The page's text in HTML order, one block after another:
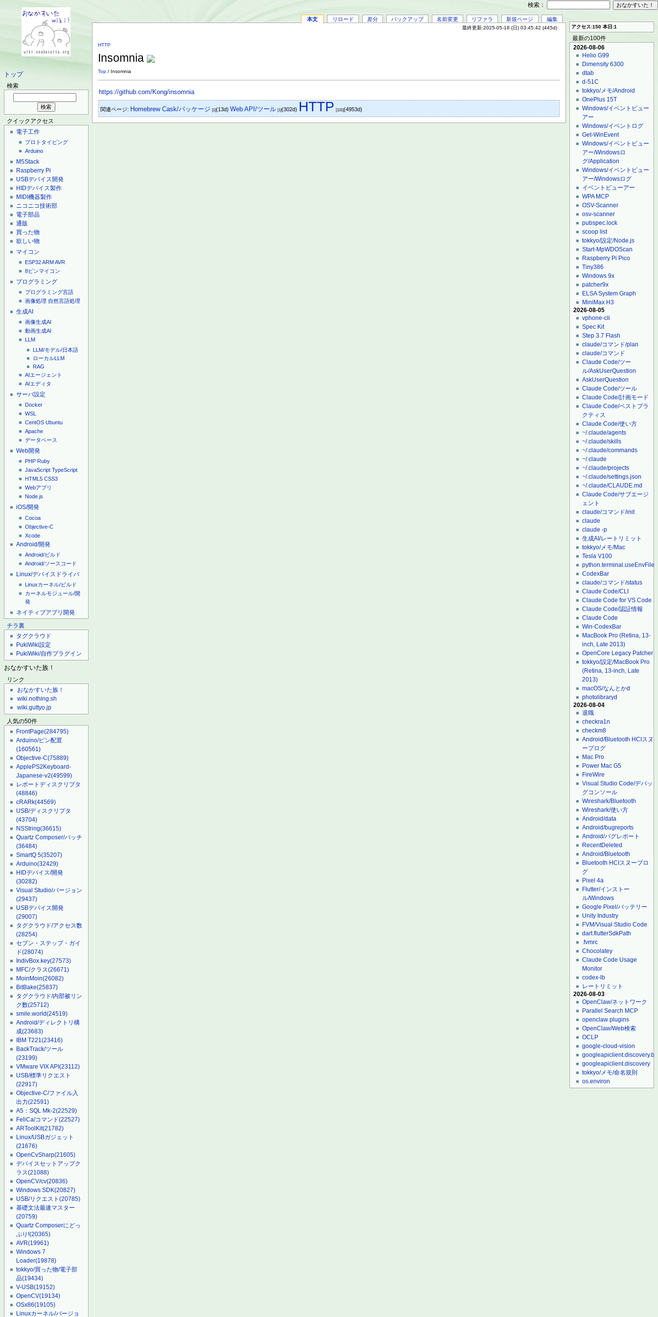
トップ
検索
クイックアクセス
電子工作
プロトタイピング
Arduino
M5Stack
Raspberry Pi
USBデバイス開発
HIDデバイス製作
MIDI機器製作
ニコニコ技術部
電子部品
通販
買った物
欲しい物
マイコン
ESP32ARMAVR
8ピンマイコン
プログラミング
プログラミング言語
画像処理 自然言語処理
生成AI
画像生成AI
動画生成AI
LLM
LLM/モデル/日本語
ローカルLLM
RAG
AIエージェント
AIエディタ
サーバ設定
Docker
WSL
CentOS Ubuntu
Apache
データベース
Web開発
PHP Ruby
JavaScript TypeScript
HTML5 CSS3
Webアプリ
Node.js
iOS/開発
Cocoa
Objective-C
Xcode
Android/開発
Android/ビルド
Android/ソースコード
Linux/デバイスドライバ
Linuxカーネル/ビルド
カーネルモジュール/開
発
ネイティブアプリ開発
チラ裏
タグクラウド
PukiWiki設定
PukiWiki/自作プラグイン
おなかすいた族！
リンク
おなかすいた族！
wiki.nothing.sh
wiki.guttyo.jp
人気の50件
FrontPage(284795)
Arduino/ピン配置
(160561)
Objective-C(75889)
ApplePS2Keyboard-
Japanese-v2(49599)
レポートディスクリプタ
(48846)
cRARk(44569)
USB/ディスクリプタ
(43704)
NSString(36615)
Quartz Composer/パッチ
(36484)
SmartQ 5(35207)
Arduino(32429)
HIDデバイス/開発
(30282)
Visual Studio/バージョン
(29437)
USBデバイス開発
(29007)
タグクラウド/アクセス数
(28254)
セブン・ステップ・ガイ
ド(28074)
IndivBox.key(27573)
MFC/クラス(26671)
MoinMoin(26082)
BitBake(25837)
タグクラウド/内部被リン
ク数(25712)
smile.world(24519)
Android/ディレクトリ構
成(23683)
IBM T221(23416)
BackTrack/ツール
(23199)
VMware VIX API(23112)
USB/標準リクエスト
(22917)
Objective-C/ファイル入
出力(22591)
A5：SQL Mk-2(22529)
FeliCa/コマンド(22527)
ARToolKit(21782)
Linux/USBガジェット
(21676)
OpenCvSharp(21605)
デバイスセットアップク
ラス(21088)
OpenCV/cv(20836)
Windows SDK(20827)
USB/リクエスト(20785)
基礎文法最速マスター
(20759)
Quartz Composerにどっ
ぷり!(20365)
AVR(19961)
Windows 7
Loader(19878)
tokkyo/買った物/電子部
品(19434)
V-USB(19152)
OpenCV(19134)
OSx86(19105)
Linuxカーネル/バージョ
本文 リロード 差分 バックアップ 名前変更 リファラ 新規ページ 編集
最終更新:2025-05-18 (日) 03:45:42 (445d)
HTTP
Insomnia
Top / Insomnia
https://github.com/Kong/insomnia
関連ページ: Homebrew Cask/パッケージ [1](13d)Web API/ツール [1](302d) HTTP [131](4953d)
アクセス:150 本日:1
最新の100件
2026-08-06
Helio G99
Dimensity 6300
dtab
d-51C
tokkyo/メモ/Android
OnePlus 15T
Windows/イベントビュー
アー
Windows/イベントログ
Get-WinEvent
Windows/イベントビュー
アー/Windowsロ
グ/Application
Windows/イベントビュー
アー/Windowsログ
イベントビューアー
WPA MCP
OSV-Scanner
osv-scanner
pubspec.lock
scoop list
tokkyo/設定/Node.js
Start-MpWDOScan
Raspberry Pi Pico
Tiny386
Windows 9x
patcher9x
ELSA System Graph
MiniMax H3
2026-08-05
vphone-cli
Spec Kit
Step 3.7 Flash
claude/コマンド/plan
claude/コマンド
Claude Code/ツー
ル/AskUserQuestion
AskUserQuestion
Claude Code/ツール
Claude Code/計画モード
Claude Code/ベストプラ
クティス
Claude Code/使い方
~/.claude/agents
~/.claude/skills
~/.claude/commands
~/.claude
~/.claude/projects
~/.claude/settings.json
~/.claude/CLAUDE.md
Claude Code/サブエージ
ェント
claude/コマンド/init
claude
claude -p
生成AI/レートリミット
tokkyo/メモ/Mac
Tesla V100
python.terminal.useEnvFile
CodexBar
claude/コマンド/status
Claude Code/CLI
Claude Code for VS Code
Claude Code/認証情報
Claude Code
Win-CodexBar
MacBook Pro (Retina, 13-
inch, Late 2013)
OpenCore Legacy Patcher
tokkyo/設定/MacBook Pro
(Retina, 13-inch, Late
2013)
macOS/なんとかd
photolibraryd
2026-08-04
退職
checkra1n
checkm8
Android/Bluetooth HCIスヌ
ープログ
Mac Pro
Power Mac G5
FireWire
Visual Studio Code/デバッ
グコンソール
Wireshark/Bluetooth
Wireshark/使い方
Android/data
Android/bugreports
Android/バグレポート
RecentDeleted
Android/Bluetooth
Bluetooth HCIスヌープロ
グ
Pixel 4a
Flutter/インストー
ル/Windows
Google Pixel/バッテリー
Unity Industry
FVM/Visual Studio Code
dart.flutterSdkPath
.fvmrc
Chocolatey
Claude Code Usage
Monitor
codex-lb
レートリミット
2026-08-03
OpenClaw/ネットワーク
Parallel Search MCP
openclaw plugins
OpenClaw/Web検索
OCLP
google-cloud-vision
googleapiclient.discovery
tokkyo/メモ/命名規則
os.environ
検索：